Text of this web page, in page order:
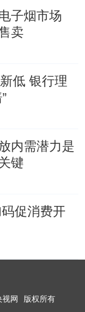
子烟市场
卖
低 银行理
内需潜力是
键
促消费开
视网 版权所有